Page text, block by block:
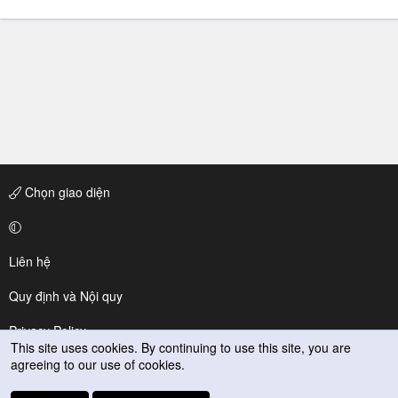
Chọn giao diện
Liên hệ
Quy định và Nội quy
Privacy Policy
Trợ giúp
This site uses cookies. By continuing to use this site, you are
agreeing to our use of cookies.